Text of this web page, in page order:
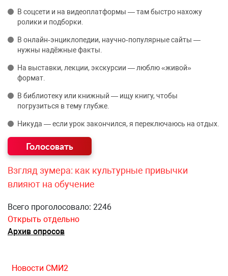
В соцсети и на видеоплатформы — там быстро нахожу
ролики и подборки.
В онлайн‑энциклопедии, научно‑популярные сайты —
нужны надёжные факты.
На выставки, лекции, экскурсии — люблю «живой»
формат.
В библиотеку или книжный — ищу книгу, чтобы
погрузиться в тему глубже.
Никуда — если урок закончился, я переключаюсь на отдых.
Взгляд зумера: как культурные привычки
влияют на обучение
Всего проголосовало: 2246
Открыть отдельно
Архив опросов
Новости СМИ2